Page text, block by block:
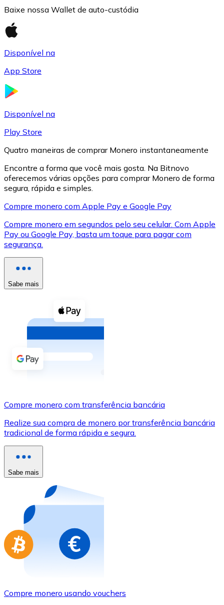
XRP
XRP
Ver tudo
Cupons cripto
Compre criptomoedas com dinheiro e outros
Comprar com dinheiro
Transferência SEPA
Use cartões Visa e Mastercard para comprar
Comprar com cartão
Compre cartões-presente das suas marcas favoritas
Ir para a loja de cartões-presente
Baixe nossa Wallet de auto-custódia
Disponível na
App Store
Disponível na
Play Store
Quatro maneiras de comprar Monero instantaneamente
Encontre a forma que você mais gosta. Na Bitnovo
oferecemos várias opções para comprar Monero de forma
segura, rápida e simples.
Compre monero com Apple Pay e Google Pay
Compre monero em segundos pelo seu celular. Com Apple
Pay ou Google Pay, basta um toque para pagar com
segurança.
Sabe mais
Compre monero com transferência bancária
Realize sua compra de monero por transferência bancária
tradicional de forma rápida e segura.
Sabe mais
Compre monero usando vouchers